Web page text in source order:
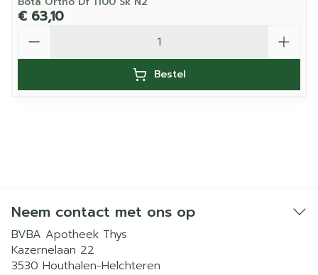
€ 63,10
Bestel
Neem contact met ons op
BVBA Apotheek Thys
Kazernelaan 22
3530 Houthalen-Helchteren